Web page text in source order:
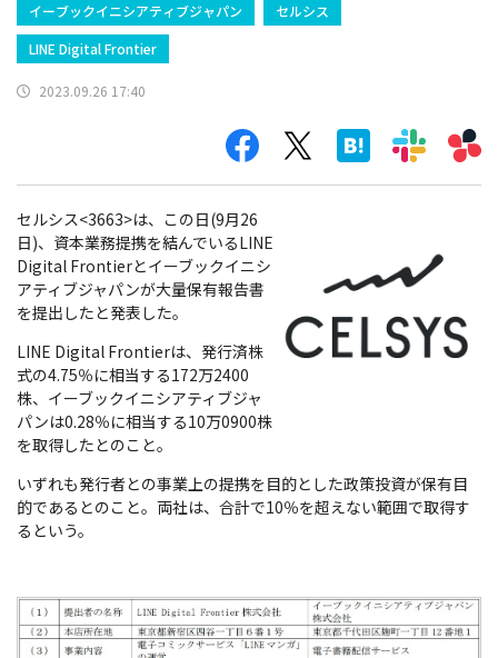
イーブックイニシアティブジャパン
セルシス
LINE Digital Frontier
2023.09.26 17:40
セルシス<3663>は、この日(9月26
日)、資本業務提携を結んでいるLINE
Digital Frontierとイーブックイニシ
アティブジャパンが大量保有報告書
を提出したと発表した。
LINE Digital Frontierは、発行済株
式の4.75％に相当する172万2400
株、イーブックイニシアティブジャ
パンは0.28％に相当する10万0900株
を取得したとのこと。
いずれも発行者との事業上の提携を目的とした政策投資が保有目
的であるとのこと。両社は、合計で10％を超えない範囲で取得す
るという。